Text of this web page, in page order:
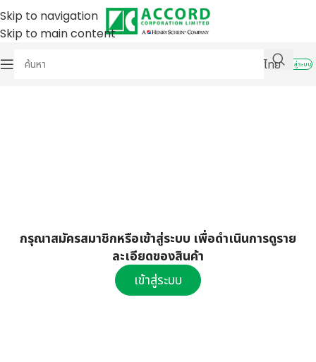
Skip to navigation
Skip to main content
ไทย
เข้าสู่ระบบ
กรุณาสมัครสมาชิกหรือเข้าสู่ระบบ เพื่อดำเนินการดูราย
ละเอียดของสินค้า
เข้าสู่ระบบ